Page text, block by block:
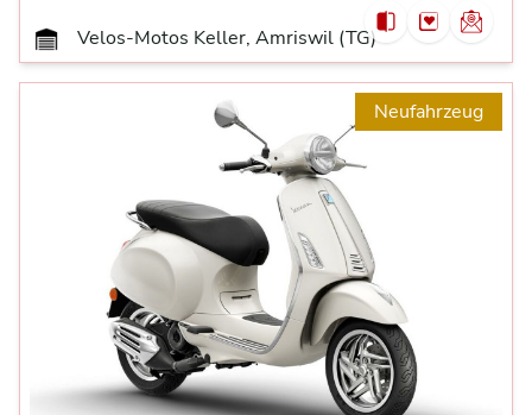
Velos-Motos Keller, Amriswil (TG)
Neufahrzeug